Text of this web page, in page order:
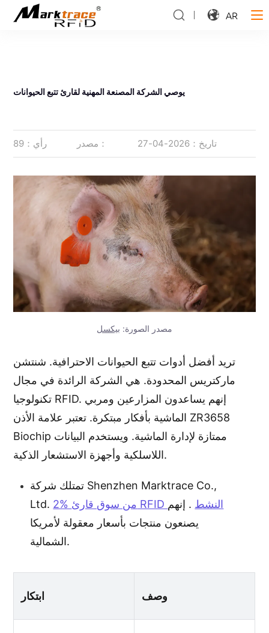
AR
يوصي الشركة المصنعة المهنية لقارئ تتبع الحيوانات
تاريخ：2026-04-27 مصدر： رأي：89
مصدر الصورة: بيكسل
تريد أفضل أدوات تتبع الحيوانات الاحترافية. شنتشن
ماركتريس المحدودة. هي الشركة الرائدة في مجال
تكنولوجيا RFID. إنهم يساعدون المزارعين ومربي
الماشية بأفكار مبتكرة. تعتبر علامة الأذن ZR3658
Biochip ممتازة لإدارة الماشية. ويستخدم البيانات
اللاسلكية وأجهزة الاستشعار الذكية.
تمتلك شركة Shenzhen Marktrace Co.,
Ltd.
2% من سوق قارئ RFID النشط . إنهم
يصنعون منتجات بأسعار معقولة لأمريكا
الشمالية.
ابتكار وصف